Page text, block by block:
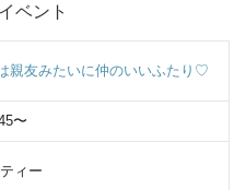
さい。
ベント
親友みたいに仲のいいふたり♡
〜
ィー